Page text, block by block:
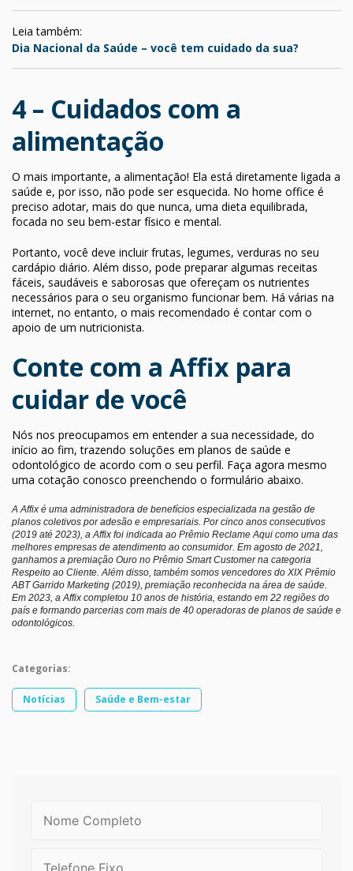
Leia também:
Dia Nacional da Saúde – você tem cuidado da sua?
4 – Cuidados com a
alimentação
O mais importante, a alimentação! Ela está diretamente ligada a
saúde e, por isso, não pode ser esquecida. No home office é
preciso adotar, mais do que nunca, uma dieta equilibrada,
focada no seu bem-estar físico e mental.
Portanto, você deve incluir frutas, legumes, verduras no seu
cardápio diário. Além disso, pode preparar algumas receitas
fáceis, saudáveis e saborosas que ofereçam os nutrientes
necessários para o seu organismo funcionar bem. Há várias na
internet, no entanto, o mais recomendado é contar com o
apoio de um nutricionista.
Conte com a Affix para
cuidar de você
Nós nos preocupamos em entender a sua necessidade, do
início ao fim, trazendo soluções em planos de saúde e
odontológico de acordo com o seu perfil. Faça agora mesmo
uma cotação conosco preenchendo o formulário abaixo.
A Affix é uma administradora de benefícios especializada na gestão de
planos coletivos por adesão e empresariais. Por cinco anos consecutivos
(2019 até 2023), a Affix foi indicada ao Prêmio Reclame Aqui como uma das
melhores empresas de atendimento ao consumidor. Em agosto de 2021,
ganhamos a premiação Ouro no Prêmio Smart Customer na categoria
Respeito ao Cliente. Além disso, também somos vencedores do XIX Prêmio
ABT Garrido Marketing (2019), premiação reconhecida na área de saúde.
Em 2023, a Affix completou 10 anos de história, estando em 22 regiões do
país e formando parcerias com mais de 40 operadoras de planos de saúde e
odontológicos.
Categorias:
Notícias Saúde e Bem-estar